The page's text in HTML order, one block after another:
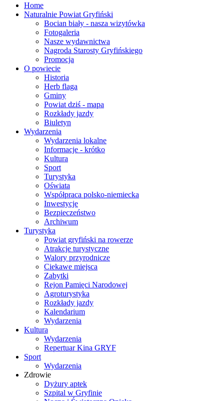
Home
Naturalnie Powiat Gryfiński
Bocian biały - nasza wizytówka
Fotogaleria
Nasze wydawnictwa
Nagroda Starosty Gryfińskiego
Promocja
O powiecie
Historia
Herb flaga
Gminy
Powiat dziś - mapa
Rozkłady jazdy
Biuletyn
Wydarzenia
Wydarzenia lokalne
Informacje - krótko
Kultura
Sport
Turystyka
Oświata
Współpraca polsko-niemiecka
Inwestycje
Bezpieczeństwo
Archiwum
Turystyka
Powiat gryfiński na rowerze
Atrakcje turystyczne
Walory przyrodnicze
Ciekawe miejsca
Zabytki
Rejon Pamięci Narodowej
Agroturystyka
Rozkłady jazdy
Kalendarium
Wydarzenia
Kultura
Wydarzenia
Repertuar Kina GRYF
Sport
Wydarzenia
Zdrowie
Dyżury aptek
Szpital w Gryfinie